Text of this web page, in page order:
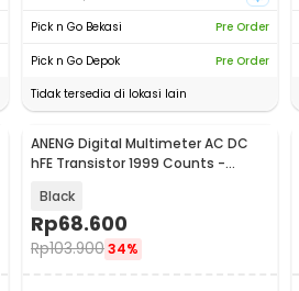
Pick n Go Bekasi
Pre Order
Pick n Go Depok
Pre Order
Tidak tersedia di lokasi lain
Baru
ANENG Digital Multimeter AC DC
hFE Transistor 1999 Counts -
Black
Rp68.600
Rp103.90034%